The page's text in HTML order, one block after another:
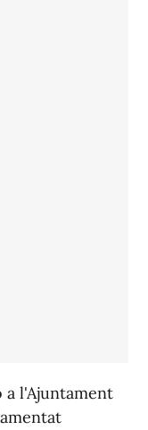
a l'Ajuntament